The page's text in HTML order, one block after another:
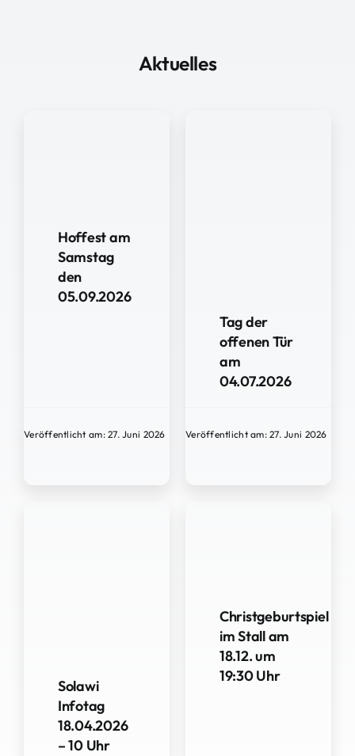
Aktuelles
Hoffest am
Samstag
den
05.09.2026
Veröffentlicht am: 27. Juni 2026
Tag der
offenen Tür
am
04.07.2026
Veröffentlicht am: 27. Juni 2026
Solawi
Infotag
18.04.2026
– 10 Uhr
Christgeburtspiel
im Stall am
18.12. um
19:30 Uhr